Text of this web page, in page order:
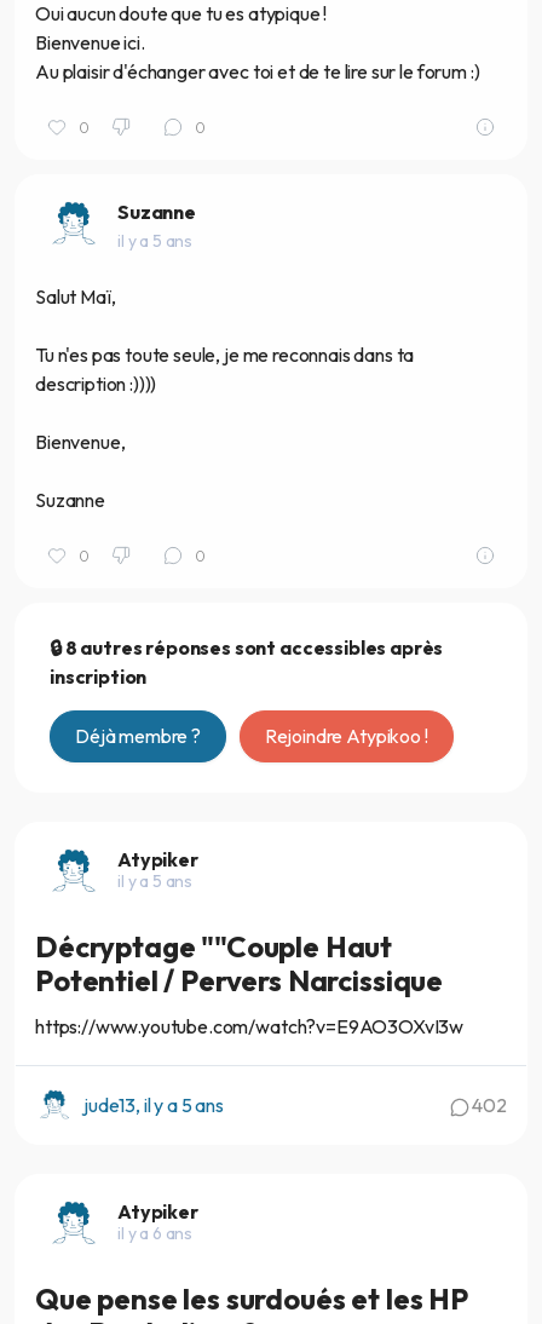
Oui aucun doute que tu es atypique !
Bienvenue ici.
Au plaisir d'échanger avec toi et de te lire sur le forum :)
0 0
Suzanne
il y a 5 ans
Salut Maï,
Tu n'es pas toute seule, je me reconnais dans ta
description :))))
Bienvenue,
Suzanne
0 0
🔒 8 autres réponses sont accessibles après
inscription
Déjà membre ? Rejoindre Atypikoo !
Atypiker
il y a 5 ans
Décryptage ""Couple Haut
Potentiel / Pervers Narcissique
https://www.youtube.com/watch?v=E9AO3OXvI3w
jude13, il y a 5 ans 402
Atypiker
il y a 6 ans
Que pense les surdoués et les HP